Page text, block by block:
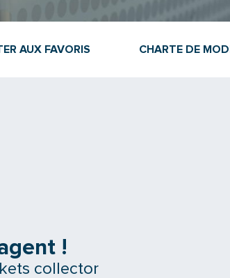
AUX FAVORIS CHARTE DE
!
collector